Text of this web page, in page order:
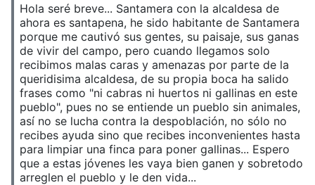
Hola seré breve... Santamera con la alcaldesa de
ahora es santapena, he sido habitante de Santamera
porque me cautivó sus gentes, su paisaje, sus ganas
de vivir del campo, pero cuando llegamos solo
recibimos malas caras y amenazas por parte de la
queridisima alcaldesa, de su propia boca ha salido
frases como "ni cabras ni huertos ni gallinas en este
pueblo", pues no se entiende un pueblo sin animales,
así no se lucha contra la despoblación, no sólo no
recibes ayuda sino que recibes inconvenientes hasta
para limpiar una finca para poner gallinas... Espero
que a estas jóvenes les vaya bien ganen y sobretodo
arreglen el pueblo y le den vida...